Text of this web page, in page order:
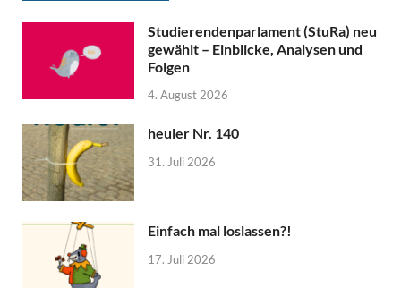
Studierendenparlament (StuRa) neu
gewählt – Einblicke, Analysen und
Folgen
4. August 2026
heuler Nr. 140
31. Juli 2026
Einfach mal loslassen?!
17. Juli 2026